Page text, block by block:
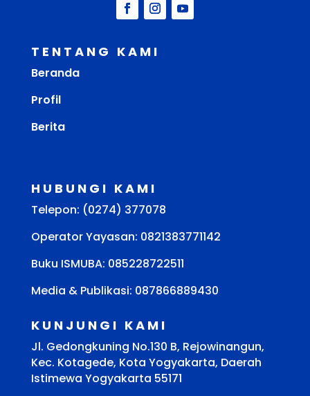
TENTANG KAMI
Beranda
Profil
Berita
HUBUNGI KAMI
Telepon: (0274) 377078
Operator Yayasan: 0821383771142
Buku ISMUBA: 085228722511
Media & Publikasi: 087866889430
KUNJUNGI KAMI
Jl. Gedongkuning No.130 B, Rejowinangun,
Kec. Kotagede, Kota Yogyakarta, Daerah
Istimewa Yogyakarta 55171